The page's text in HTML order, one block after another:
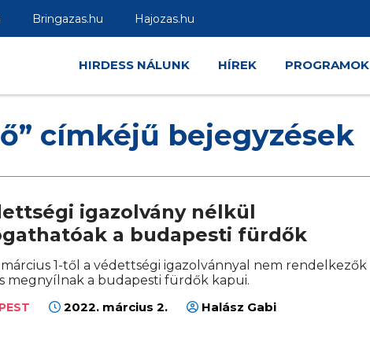
Bringazas.hu Hajozas.hu
HIRDESS NÁLUNK HÍREK PROGRAMOK
címkéjű bejegyzések
igazolvány nélkül
a budapesti fürdők
1-től a védettségi igazolvánnyal nem rendelkezők
megnyílnak a budapesti fürdők kapui.
2022. március 2. Halász Gabi